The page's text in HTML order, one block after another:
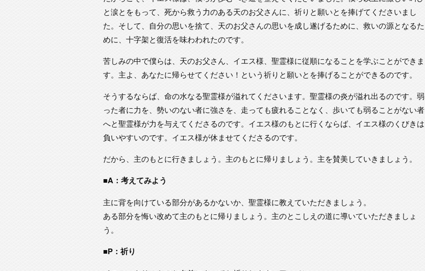
と涙とをもって、死から救う力のある天のお父さんに、祈りと願いとを捧げてくださいまし
た。そして、自分の思いを捨て、天のお父さんの思いを成し遂げるために、救いの源となるた
めに、十字架と復活を味わわれたのです。
苦しみの中で僕らは、天のお父さん、イエス様、聖霊様に従順になることを学ぶことができま
す。主よ、あなたに帰らせてください！という祈りと願いとを捧げることができるのです。
そうするならば、命の水なる聖霊様が溢れてくださいます。聖霊様の炎が溢れ出るのです。弱
った者に力を、勢いのない者に強さを、走っても疲れることなく、歩いても弱ることがない者
へと聖霊様が力を与えてくださるのです。イエス様のもとに行くならば、イエス様のくびきは
負いやすいのです。イエス様が休ませてくださるのです。
だから、主のもとに行きましょう。主のもとに帰りましょう。主を賛美していきましょう。
■A：考えてみよう
主に背を向けている部分があるかないか、聖霊様に教えていただきましょう。
ある部分を悔い改めて主のもとに帰りましょう。主のとこしえの道に導いていただきましょ
う。
■P：祈り